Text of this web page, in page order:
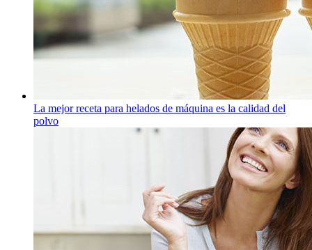
La mejor receta para helados de máquina es la calidad del
polvo